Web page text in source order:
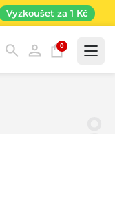
Vyzkoušet za 1 Kč
0